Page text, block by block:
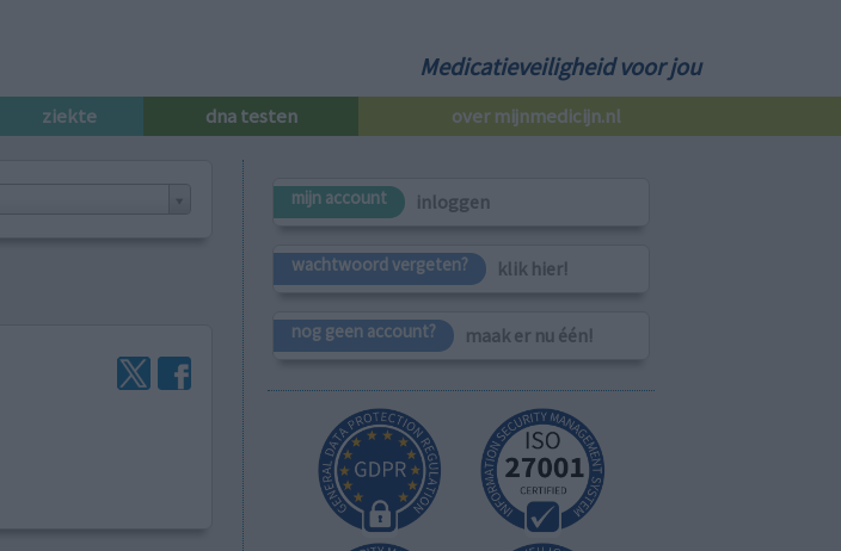
Medicatieveiligheid voor jou
ziekte dna testen over mijnmedicijn.nl
mijn account inloggen
wachtwoord vergeten? klik hier!
nog geen account? maak er nu één!